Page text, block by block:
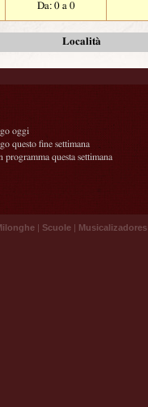
Da: 0 a 0
Località
oggi
questo fine settimana
programma questa settimana
| Scuole | Musicalizadores